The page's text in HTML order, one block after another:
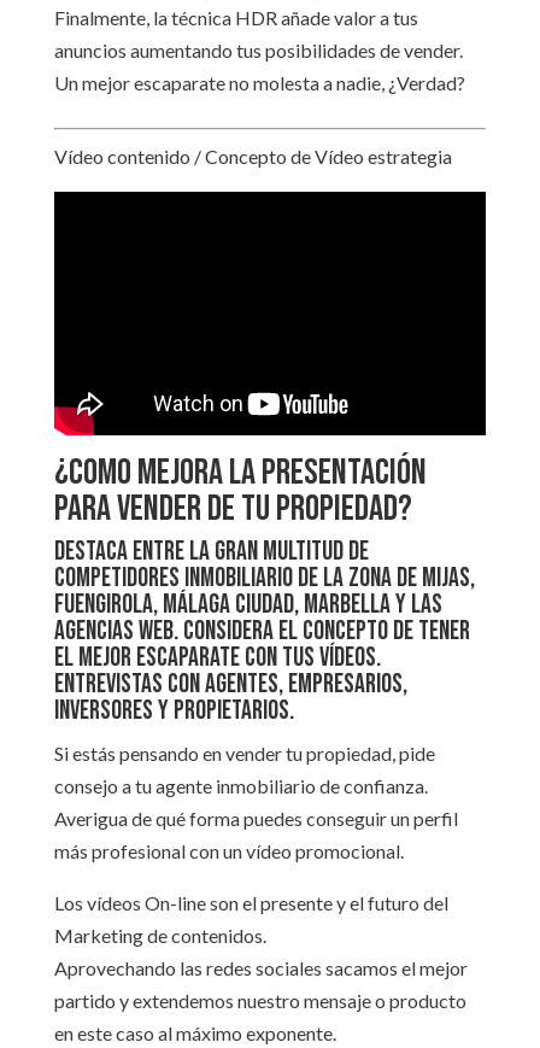
Finalmente, la técnica HDR añade valor a tus
anuncios aumentando tus posibilidades de vender.
Un mejor escaparate no molesta a nadie, ¿Verdad?
Vídeo contenido / Concepto de Vídeo estrategia
¿Como mejora la presentación
para vender de tu propiedad?
Destaca entre la gran multitud de
competidores inmobiliario de la zona de Mijas,
Fuengirola, Málaga ciudad, Marbella y las
agencias Web. Considera el concepto de tener
el mejor escaparate con tus vídeos.
Entrevistas con agentes, empresarios,
inversores y propietarios.
Si estás pensando en vender tu propiedad, pide
consejo a tu agente inmobiliario de confianza.
Averigua de qué forma puedes conseguir un perfil
más profesional con un vídeo promocional.
Los vídeos On-line son el presente y el futuro del
Marketing de contenidos.
Aprovechando las redes sociales sacamos el mejor
partido y extendemos nuestro mensaje o producto
en este caso al máximo exponente.